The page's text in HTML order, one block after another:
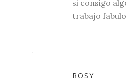
si consigo
trabajo
ROSY